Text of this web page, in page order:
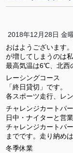
2018年12月28日 金
おはようございます
が増してしまうのは
最高気温は6℃、北西
レーシングコース
「終日貸切」です。
各スポーツ走行、レ
チャレンジカートパ
日中・ナイターと営業
チャレンジカートパ
までです。走り納め
冬季休業